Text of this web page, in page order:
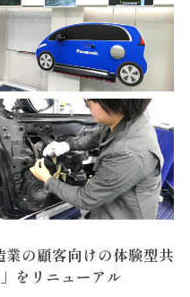
の顧客向けの体験型共
をリニューアル